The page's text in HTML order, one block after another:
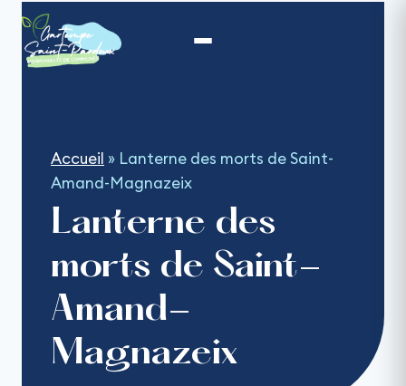
contenu
Accueil » Lanterne des morts de Saint-
Amand-Magnazeix
Lanterne des
morts de Saint-
Amand-
Magnazeix